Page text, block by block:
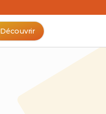
Découvrir